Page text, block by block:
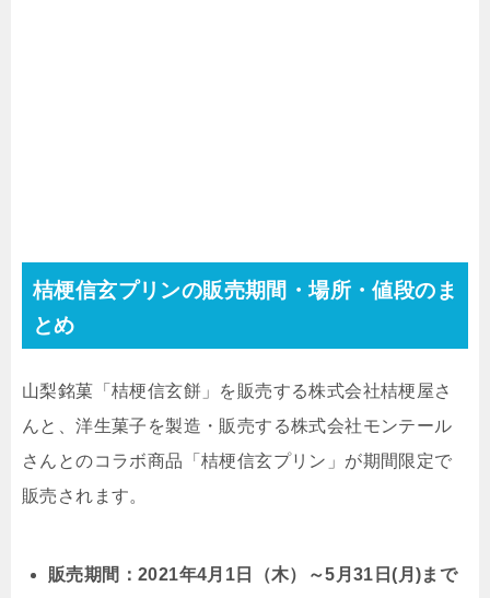
桔梗信玄プリンの販売期間・場所・値段のま
とめ
山梨銘菓「桔梗信玄餅」を販売する株式会社桔梗屋さ
んと、洋生菓子を製造・販売する株式会社モンテール
さんとのコラボ商品「桔梗信玄プリン」が期間限定で
販売されます。
販売期間：2021年4月1日（木）～5月31日(月)まで